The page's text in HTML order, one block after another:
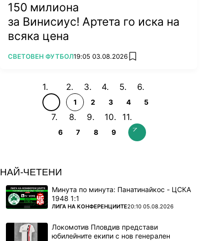
150 милиона
за Винисиус! Артета го иска на
всяка цена
ПОВЕЧЕ ОТ
СВЕТОВЕН ФУТБОЛ19:05 03.08.2026 add favorites
1 2 3 4 5
6 7 8 9
НАЙ-ЧЕТЕНИ
Минута по минута: Панатинайкос - ЦСКА
1948 1:1
ПОВЕЧЕ ОТ
ЛИГА НА КОНФЕРЕНЦИИТЕ20:10 05.08.2026
Локомотив Пловдив представи
юбилейните екипи с нов генерален